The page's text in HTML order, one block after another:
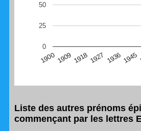
1900 1909 1918 1927 1936 1945
0
25
50
navigateur Safari en ce moment)
Liste des autres prénoms
commençant par les lettres